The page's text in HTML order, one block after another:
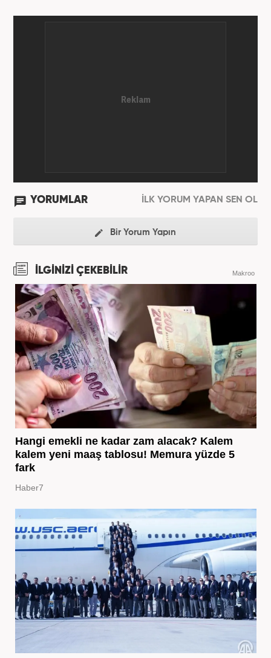
Yeni Şafak'ta kültür sanat, eğitim ve siyaset alanları
YORUMLAR İLK YORUM YAPAN SEN OL
Bir Yorum Yapın
İLGİNİZİ ÇEKEBİLİR Makroo
Hangi emekli ne kadar zam alacak? Kalem
kalem yeni maaş tablosu! Memura yüzde 5
fark
Haber7